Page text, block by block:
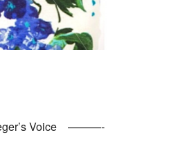
Voice ———-